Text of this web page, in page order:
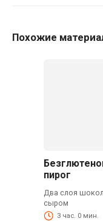
Похожие
пирог
Два слоя
сыром
3 час. 0 мин.